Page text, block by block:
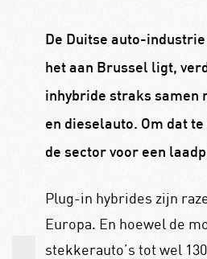
De Duitse auto-
het aan Brussel ligt,
inhybride straks samen
en dieselauto. Om dat
de sector voor een
Plug-in hybrides zijn
Europa. En hoewel de
stekkerauto’s tot wel